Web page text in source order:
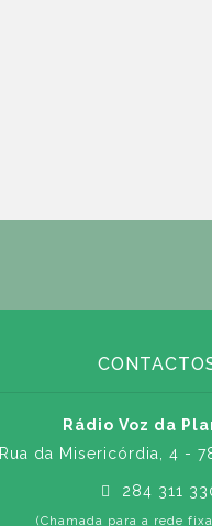
Rádio Voz da
Rua da Misericórdia, 4 -
284 311
(Chamada para a rede